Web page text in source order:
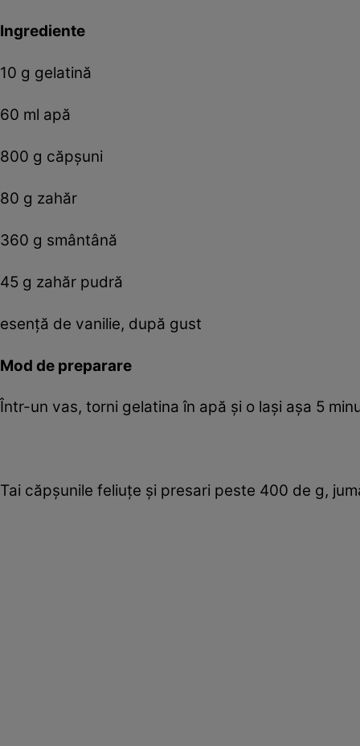
Ingrediente
10 g gelatină
60 ml apă
800 g căpşuni
80 g zahăr
360 g smântână
45 g zahăr pudră
esenţă de vanilie, după gust
Mod de preparare
Într-un vas, torni gelatina în apă şi o laşi aşa 5
Tai căpşunile feliuţe şi presari peste 400 de g,